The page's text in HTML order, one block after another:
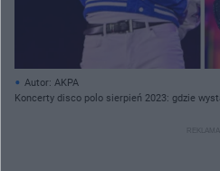
Autor: AKPA
Koncerty disco polo sierpień 2023: gdzie